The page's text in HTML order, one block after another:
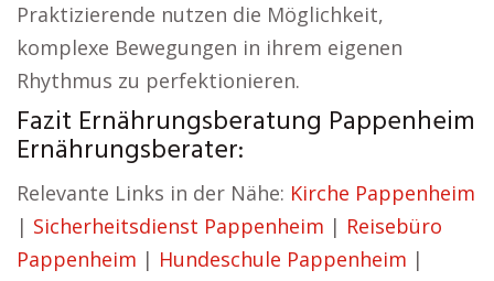
Praktizierende nutzen die Möglichkeit,
komplexe Bewegungen in ihrem eigenen
Rhythmus zu perfektionieren.
Fazit Ernährungsberatung Pappenheim
Ernährungsberater:
Relevante Links in der Nähe: Kirche Pappenheim
| Sicherheitsdienst Pappenheim | Reisebüro
Pappenheim | Hundeschule Pappenheim |